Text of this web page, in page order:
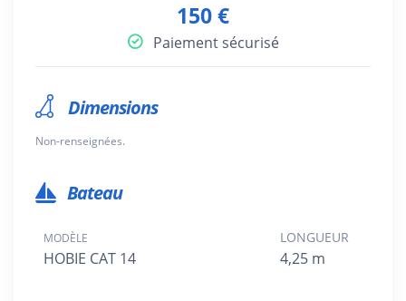
150 €
Paiement sécurisé
Dimensions
Non-renseignées.
Bateau
MODÈLE
HOBIE CAT 14
LONGUEUR
4,25 m